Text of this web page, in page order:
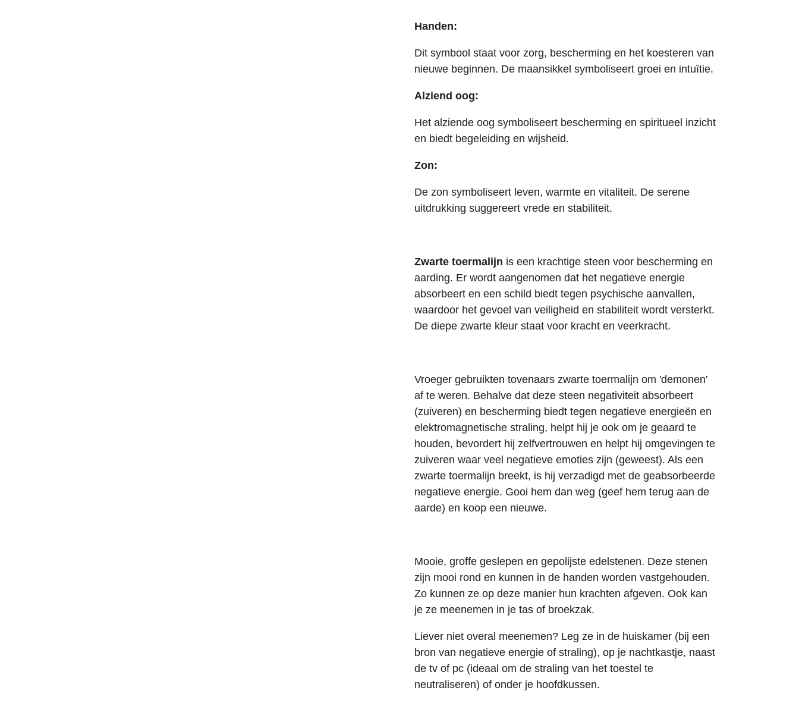
Handen:
Dit symbool staat voor zorg, bescherming en het koesteren van
nieuwe beginnen. De maansikkel symboliseert groei en intuïtie.
Alziend oog:
Het alziende oog symboliseert bescherming en spiritueel inzicht
en biedt begeleiding en wijsheid.
Zon:
De zon symboliseert leven, warmte en vitaliteit. De serene
uitdrukking suggereert vrede en stabiliteit.
Zwarte toermalijn is een krachtige steen voor bescherming en
aarding. Er wordt aangenomen dat het negatieve energie
absorbeert en een schild biedt tegen psychische aanvallen,
waardoor het gevoel van veiligheid en stabiliteit wordt versterkt.
De diepe zwarte kleur staat voor kracht en veerkracht.
Vroeger gebruikten tovenaars zwarte toermalijn om 'demonen'
af te weren. Behalve dat deze steen negativiteit absorbeert
(zuiveren) en bescherming biedt tegen negatieve energieën en
elektromagnetische straling, helpt hij je ook om je geaard te
houden, bevordert hij zelfvertrouwen en helpt hij omgevingen te
zuiveren waar veel negatieve emoties zijn (geweest). Als een
zwarte toermalijn breekt, is hij verzadigd met de geabsorbeerde
negatieve energie. Gooi hem dan weg (geef hem terug aan de
aarde) en koop een nieuwe.
Mooie, groffe geslepen en gepolijste edelstenen. Deze stenen
zijn mooi rond en kunnen in de handen worden vastgehouden.
Zo kunnen ze op deze manier hun krachten afgeven. Ook kan
je ze meenemen in je tas of broekzak.
Liever niet overal meenemen? Leg ze in de huiskamer (bij een
bron van negatieve energie of straling), op je nachtkastje, naast
de tv of pc (ideaal om de straling van het toestel te
neutraliseren) of onder je hoofdkussen.